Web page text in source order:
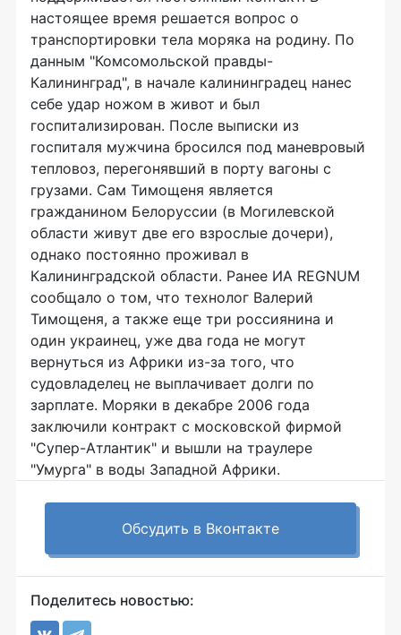
настоящее время решается вопрос о
транспортировки тела моряка на родину. По
данным "Комсомольской правды-
Калининград", в начале калининградец нанес
себе удар ножом в живот и был
госпитализирован. После выписки из
госпиталя мужчина бросился под маневровый
тепловоз, перегонявший в порту вагоны с
грузами. Сам Тимощеня является
гражданином Белоруссии (в Могилевской
области живут две его взрослые дочери),
однако постоянно проживал в
Калининградской области. Ранее ИА REGNUM
сообщало о том, что технолог Валерий
Тимощеня, а также еще три россиянина и
один украинец, уже два года не могут
вернуться из Африки из-за того, что
судовладелец не выплачивает долги по
зарплате. Моряки в декабре 2006 года
заключили контракт с московской фирмой
"Супер-Атлантик" и вышли на траулере
"Умурга" в воды Западной Африки.
Обсудить в Вконтакте
Поделитесь новостью: